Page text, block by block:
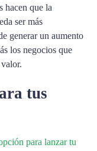
hacen que la
ser más
generar un aumento
los negocios que
tus
para lanzar tu